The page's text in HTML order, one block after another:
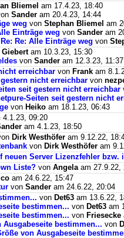
Bliemel am 17.4.23, 18:40
Sander am 20.4.23, 14:44
weg von Stephan Bliemel am
Einträge weg von Sander am
Re: Re: Alle Einträge weg von
Giebertam 10.3.23, 15:30
von Sander am 12.3.23, 11:37
erreichbar von Frank am
nicht erreichbar von
seit gestern nicht erreichbar
Seiten seit gestern nicht
von Heiko am 18.1.23, 06:43
4.1.23, 09:20
am 4.1.23, 18:50
Dirk Westhöfer am 9.12.22,
von Dirk Westhöfer am
neuen Server Lizenzfehler bzw.
Liste? von Angela am 27.9.22,
am 24.6.22, 15:47
von Sander am 24.6.22, 20:04
von Det63 am 13.6.22,
bestimmen... von Det63 am
bestimmen... von Friesecke
Ausgabeseite bestimmen... von
von Ausgabeseite